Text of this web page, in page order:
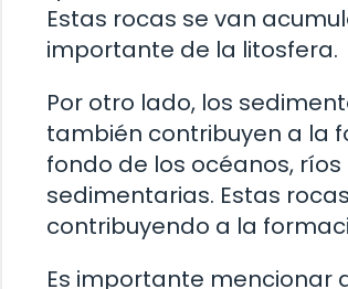
Estas rocas se van
importante de la litosfera.
Por otro lado, los
también contribuyen a la
fondo de los océanos,
sedimentarias. Estas
contribuyendo a la
Es importante mencionar